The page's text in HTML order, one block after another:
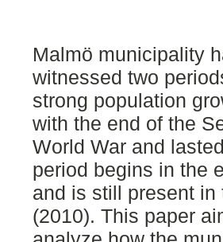
Malmö municipality
witnessed two
strong population
with the end of the
World War and
period begins in the
and is still present
(2010). This paper